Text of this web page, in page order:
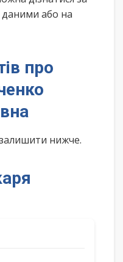
або на
про
нижче.